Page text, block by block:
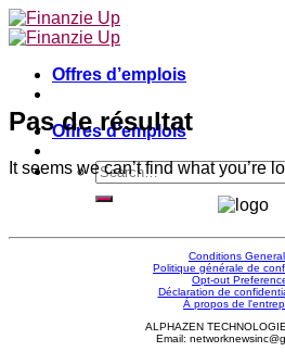
Skip
to
Offres d’emplois
Offres d’emplois
Pas de résultat
It seems we can’t find what you’re
Conditions
Politique générale de
Opt-out
Déclaration de
À propos de
ALPHAZEN
Email: